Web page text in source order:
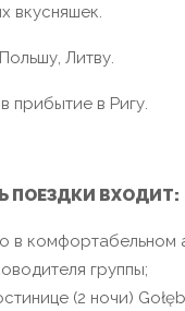
вкусняшек.
Литву.
прибытие в Ригу.
ПОЕЗДКИ ВХОДИТ:
в комфортабельном
группы;
(2 ночи)